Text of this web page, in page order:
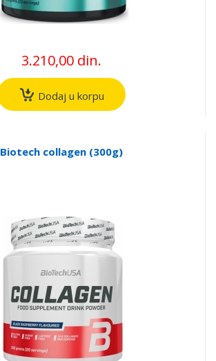
3.210,00 din.
Dodaj u korpu
Biotech collagen (300g)